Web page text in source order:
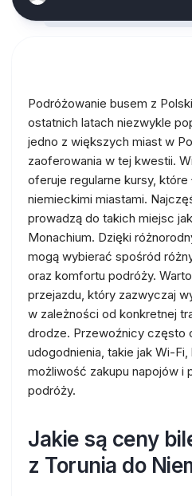
Podróżowanie busem z
ostatnich latach niezwykle
jedno z większych miast w
zaoferowania w tej kwestii.
oferuje regularne kursy, które
niemieckimi miastami.
prowadzą do takich miejsc
Monachium. Dzięki
mogą wybierać spośród
oraz komfortu podróży.
przejazdu, który zazwyczaj
w zależności od konkretnej
drodze. Przewoźnicy często
udogodnienia, takie jak Wi-
możliwość zakupu napojów i
podróży.
Jakie są ceny
z Torunia do